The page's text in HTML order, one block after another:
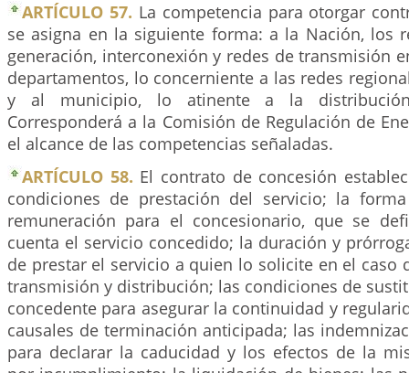
ARTÍCULO 57. La competencia para otorgar
se asigna en la siguiente forma: a la Nación, los
generación, interconexión y redes de transmisión
departamentos, lo concerniente a las redes
y al municipio, lo atinente a la
Corresponderá a la Comisión de Regulación de
el alcance de las competencias señaladas.
ARTÍCULO 58. El contrato de concesión
condiciones de prestación del servicio; la
remuneración para el concesionario, que se
cuenta el servicio concedido; la duración y
de prestar el servicio a quien lo solicite en el caso
transmisión y distribución; las condiciones de
concedente para asegurar la continuidad y
causales de terminación anticipada; las
para declarar la caducidad y los efectos de la